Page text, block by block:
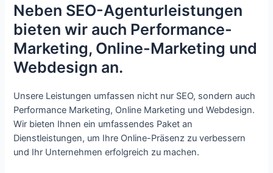
Neben SEO-Agenturleistungen
bieten wir auch Performance-
Marketing, Online-Marketing und
Webdesign an.
Unsere Leistungen umfassen nicht nur SEO, sondern auch
Performance Marketing, Online Marketing und Webdesign.
Wir bieten Ihnen ein umfassendes Paket an
Dienstleistungen, um Ihre Online-Präsenz zu verbessern
und Ihr Unternehmen erfolgreich zu machen.